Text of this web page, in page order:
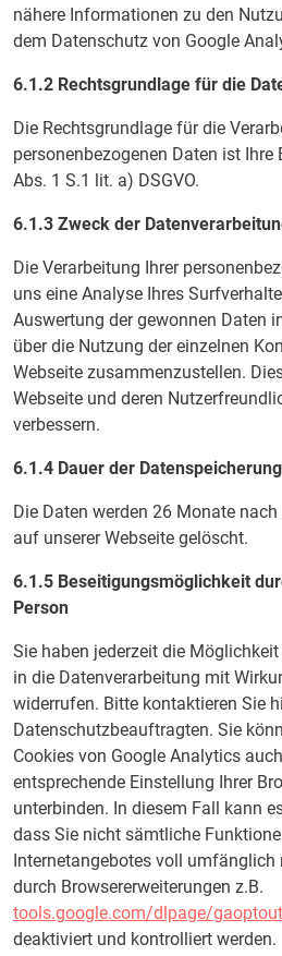
nähere Informationen zu den
dem Datenschutz von Google
6.1.2 Rechtsgrundlage für die
Die Rechtsgrundlage für die
personenbezogenen Daten ist
Abs. 1 S.1 lit. a) DSGVO.
6.1.3 Zweck der
Die Verarbeitung Ihrer
uns eine Analyse Ihres
Auswertung der gewonnen Daten
über die Nutzung der einzelnen
Webseite zusammenzustellen.
Webseite und deren
verbessern.
6.1.4 Dauer der Datenspeicherung
Die Daten werden 26 Monate
auf unserer Webseite gelöscht.
6.1.5 Beseitigungsmöglichkeit
Person
Sie haben jederzeit die
in die Datenverarbeitung mit
widerrufen. Bitte kontaktieren Sie
Datenschutzbeauftragten. Sie
Cookies von Google Analytics
entsprechende Einstellung Ihrer
unterbinden. In diesem Fall kann
dass Sie nicht sämtliche
Internetangebotes voll umfänglich
durch Browsererweiterungen z.B.
tools.google.com/dlpage/gaoptout
deaktiviert und kontrolliert werden.